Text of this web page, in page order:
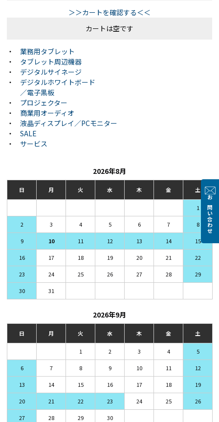
お問い合わせ
＞＞カートを確認する＜＜
カートは空です
・
業務用タブレット
・
タブレット周辺機器
・
デジタルサイネージ
・
デジタルホワイトボード
／電子黒板
・
プロジェクター
・
商業用オーディオ
・
液晶ディスプレイ／PCモニター
・
SALE
・
サービス
2026年8月
日 月 火 水 木 金 土
1
2 3 4 5 6 7 8
9 10 11 12 13 14 15
16 17 18 19 20 21 22
23 24 25 26 27 28 29
30 31
2026年9月
日 月 火 水 木 金 土
1 2 3 4 5
6 7 8 9 10 11 12
13 14 15 16 17 18 19
20 21 22 23 24 25 26
27 28 29 30